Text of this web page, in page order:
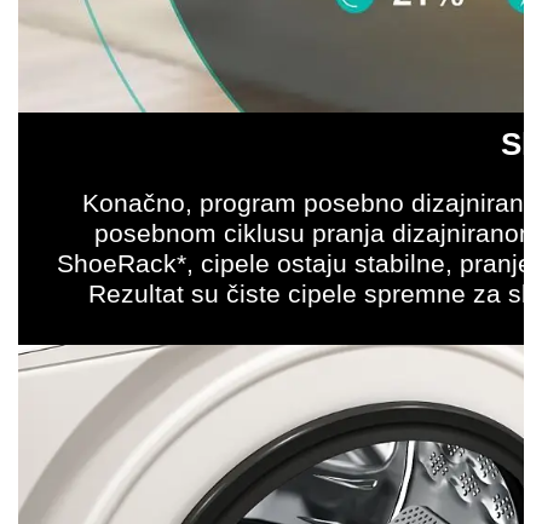
Konačno, program posebno dizajniran
posebnom ciklusu pranja
ShoeRack*, cipele ostaju stabilne,
Rezultat su čiste cipele spremne za